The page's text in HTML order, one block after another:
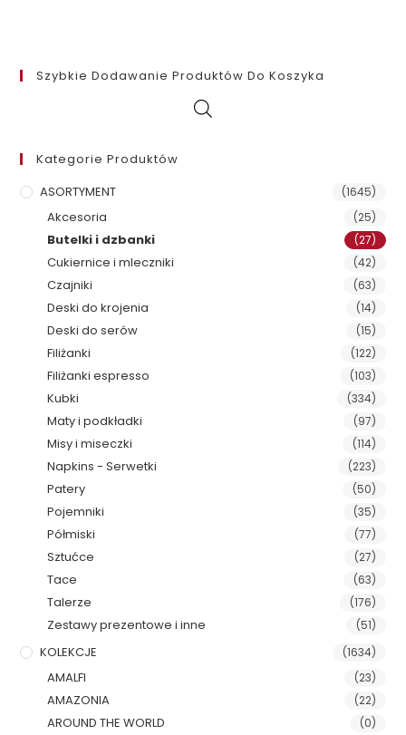
Szybkie Dodawanie Produktów Do Koszyka
Kategorie Produktów
ASORTYMENT
(1645)
Akcesoria (25)
Butelki i dzbanki (27)
Cukiernice i mleczniki (42)
Czajniki (63)
Deski do krojenia (14)
Deski do serów (15)
Filiżanki (122)
Filiżanki espresso (103)
Kubki (334)
Maty i podkładki (97)
Misy i miseczki (114)
Napkins - Serwetki (223)
Patery (50)
Pojemniki (35)
Półmiski (77)
Sztućce (27)
Tace (63)
Talerze (176)
Zestawy prezentowe i inne (51)
KOLEKCJE (1634)
AMALFI (23)
AMAZONIA (22)
AROUND THE WORLD (0)